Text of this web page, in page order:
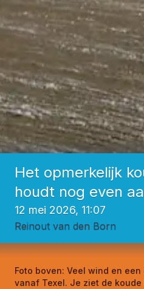
Het opmerkelijk
houdt nog even
12 mei 2026, 11:07
Reinout van den Born
Foto boven: Veel wind en
vanaf Texel. Je ziet de